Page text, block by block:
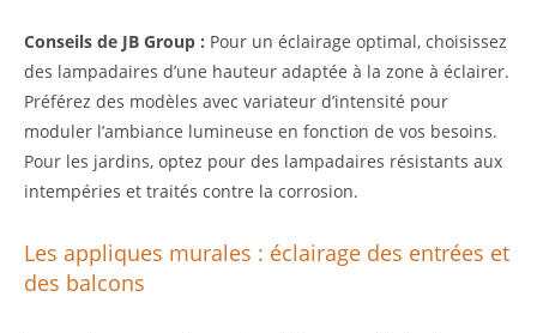
Conseils de JB Group : Pour un éclairage optimal, choisissez
des lampadaires d’une hauteur adaptée à la zone à éclairer.
Préférez des modèles avec variateur d’intensité pour
moduler l’ambiance lumineuse en fonction de vos besoins.
Pour les jardins, optez pour des lampadaires résistants aux
intempéries et traités contre la corrosion.
Les appliques murales : éclairage des entrées et
des balcons